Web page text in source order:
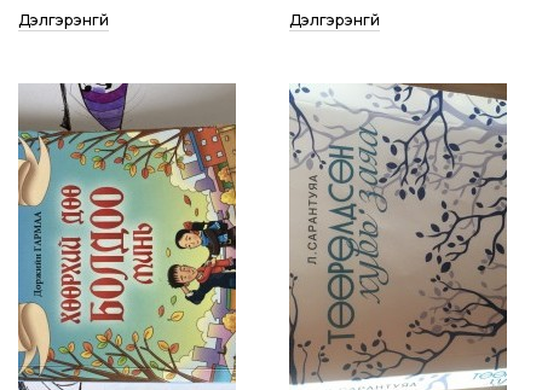
Дэлгэрэнгүй Дэлгэрэнгүй